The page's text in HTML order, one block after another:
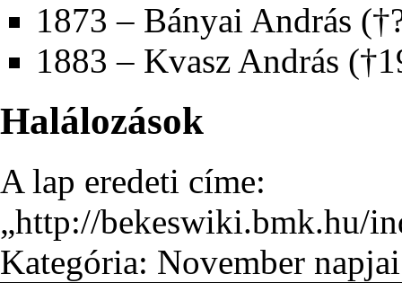
1873 – Bányai András
1883 – Kvasz András (†
Halálozások
A lap eredeti címe:
„http://bekeswiki.bmk.hu/
Kategória: November napjai